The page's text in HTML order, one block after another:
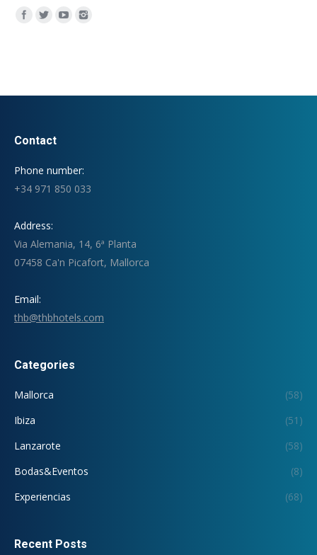
Encuéntranos en:
Contact
Phone number:
+34 971 850 033
Address:
Via Alemania, 14, 6ª Planta
07458 Ca'n Picafort, Mallorca
Email:
thb@thbhotels.com
Categories
Mallorca
(58)
Ibiza
(51)
Lanzarote
(58)
Bodas&Eventos
(8)
Experiencias
(68)
Recent Posts